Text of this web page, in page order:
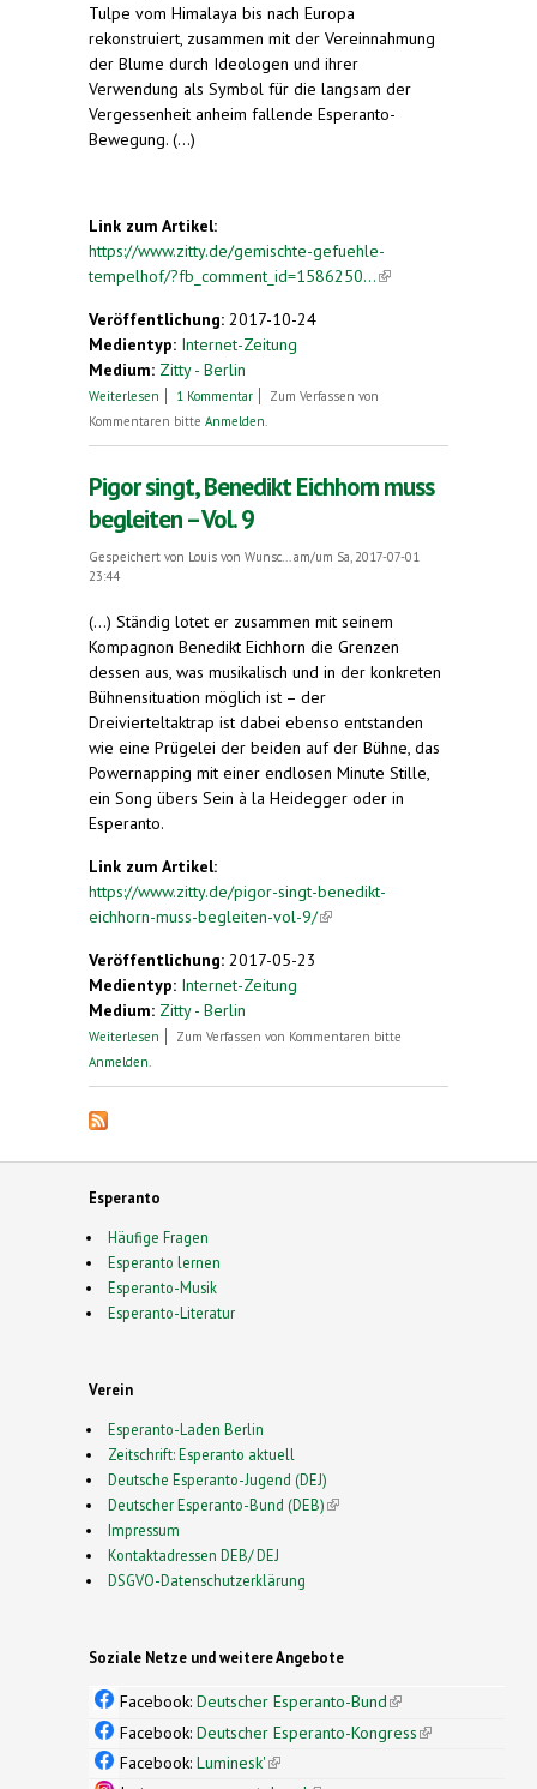
Tulpe vom Himalaya bis nach Europa
rekonstruiert, zusammen mit der Vereinnahmung
der Blume durch Ideologen und ihrer
Verwendung als Symbol für die langsam der
Vergessenheit anheim fallende Esperanto-
Bewegung. (...)
Link zum Artikel:
https://www.zitty.de/gemischte-gefuehle-
tempelhof/?fb_comment_id=1586250...(link is
Veröffentlichung: 2017-10-24
Medientyp: Internet-Zeitung
Medium: Zitty - Berlin
Weiterlesen über Flughafen Tempelhof. Gemischte Gefühle
1 Kommentar
Zum Verfassen von
Kommentaren bitte Anmelden
Pigor singt, Benedikt Eichhorn muss
begleiten – Vol. 9
Gespeichert von Louis von Wunsc...
am/um Sa, 2017-07-01
23:44
(...) Ständig ­lotet er zusammen mit seinem
Kompagnon Bene­dikt Eichhorn die Grenzen
dessen aus, was musikalisch und in der konkreten
Bühnensituation möglich ist – der
Dreivierteltaktrap ist dabei ebenso entstanden
wie eine Prügelei der beiden auf der Bühne, das
Powernapping mit einer endlosen Minute Stille,
ein Song übers Sein à la Heidegger oder in
Esperanto.
Link zum Artikel:
https://www.zitty.de/pigor-singt-benedikt-
eichhorn-muss-begleiten-vol-9/(link is external)
Veröffentlichung: 2017-05-23
Medientyp: Internet-Zeitung
Medium: Zitty - Berlin
Weiterlesen über Pigor singt, Benedikt Eichhorn muss
Zum Verfassen von Kommentaren bitte
Anmelden
Esperanto
Häufige Fragen
Esperanto lernen
Esperanto-Musik
Esperanto-Literatur
Verein
Esperanto-Laden Berlin
Zeitschrift: Esperanto aktuell
Deutsche Esperanto-Jugend (DEJ)
Deutscher Esperanto-Bund (DEB)(link is external)
Impressum
Kontaktadressen DEB/ DEJ
DSGVO-Datenschutzerklärung
Soziale Netze und weitere Angebote
Facebook: Deutscher Esperanto-Bund(link is
external)
Facebook: Deutscher Esperanto-Kongress(link is
Facebook: Luminesk'(link is external)